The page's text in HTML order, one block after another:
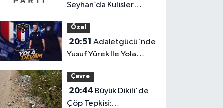
Seyhan’da Kulisler
Hareketlendi!
Özel
20:51
Yusuf Yürek İle Yola
Devam
Çevre
20:44
Çöp Tepkisi: